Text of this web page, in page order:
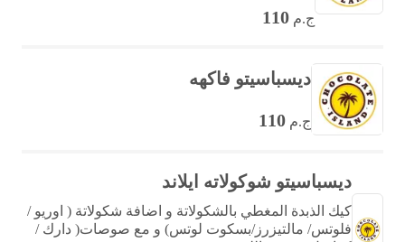
ج.م 110
ديسباسيتو فاكهه
ج.م 110
ديسباسيتو شوكولاته ايلاند
كيك الذبدة المغطي بالشكولاتة و اضافة شكولاتة ( اوريو /
فلوتس/ مالتيزرز/بسكوت لوتس) و مع صوصات( دارك /